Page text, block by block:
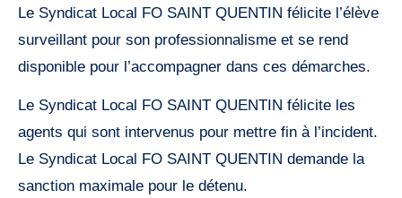
Le Syndicat Local FO SAINT QUENTIN félicite l’élève
surveillant pour son professionnalisme et se rend
disponible pour l’accompagner dans ces démarches.
Le Syndicat Local FO SAINT QUENTIN félicite les
agents qui sont intervenus pour mettre fin à l’incident.
Le Syndicat Local FO SAINT QUENTIN demande la
sanction maximale pour le détenu.